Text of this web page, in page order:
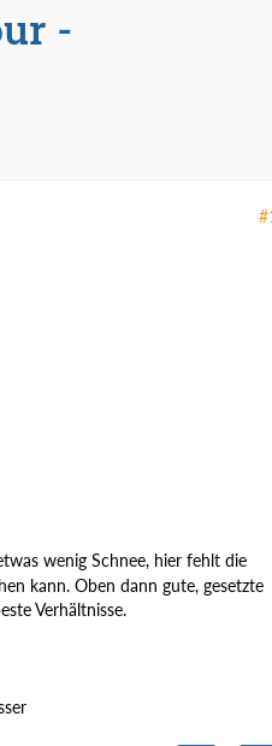
-
wenig Schnee, hier fehlt die
kann. Oben dann gute, gesetzte
Verhältnisse.